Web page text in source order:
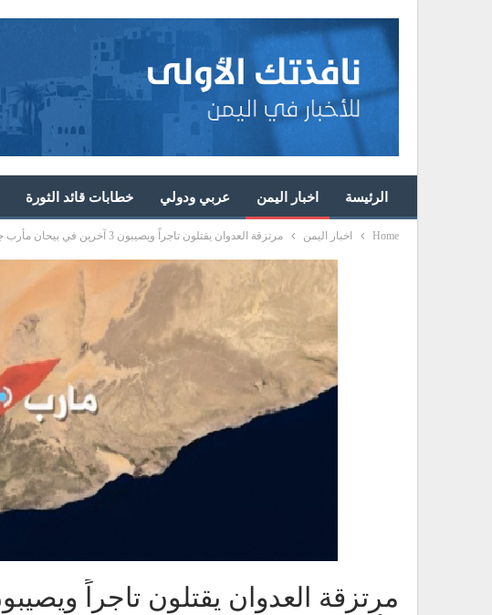
الرئيسة اخبار اليمن عربي ودولي خطابات قائد الثورة
Home اخبار اليمن مرتزقة العدوان يقتلون تاجراً ويصيبون 3 آخرين في بيحان مأرب جراء رفضهم دفع إتاوات